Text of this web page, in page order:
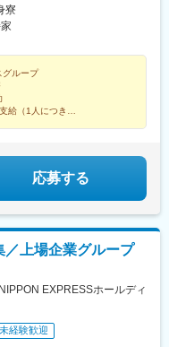
電鉄富山駅、東宿郷駅、新
ター駅、黒川駅(神奈川
成千葉駅、新丸子駅、浜松
駅(京都府)、天王寺駅、大国
駅、宇品四丁目駅、立町
過駅、若葉町駅
い合わせください。47都
ます。受動喫煙対策：屋内
川北駅、吉祥寺駅、府中駅
崎駅、中川駅(神奈川県)、
越谷駅、越谷レイクタウン
千葉駅、幕張駅、鎌取駅、
千葉県)、幸谷駅、柏駅、五
大甕駅、研究学園駅、守谷
駅、井野駅(群馬県)、太田駅
出駅、野々市工大前駅、西
伏屋駅、徳重駅、長久手古
、妙興寺駅、土橋駅(愛知
ンター駅、手柄駅、大久保
府)、南草津駅、大和西大寺
駅、新西大寺町筋駅、大元
球場前駅(岡山県)、西原駅
福音寺駅、宝永町駅、南小
寮
グループ
給（1人につき）
係性を築けます。
応募する
／上場企業グループ
EXPRESSホールディ
経験歓迎